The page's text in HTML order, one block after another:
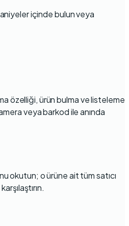
içinde bulun veya
özelliği, ürün bulma ve listeleme
veya barkod ile anında
okutun; o ürüne ait tüm satıcı
karşılaştırın.